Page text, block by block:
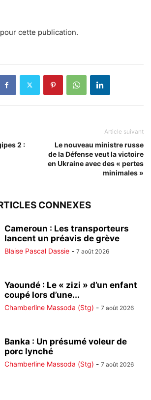
cette publication.
2 :
Article suivant
Le nouveau ministre russe
de la Défense veut la victoire
en Ukraine avec des « pertes
minimales »
CONNEXES
Cameroun : Les transporteurs
lancent un préavis de grève
Blaise Pascal Dassie - 7 août 2026
Yaoundé : Le « zizi » d’un enfant
coupé lors d’une...
Chamberline Massoda (Stg) - 7 août 2026
Banka : Un présumé voleur de
porc lynché
Chamberline Massoda (Stg) - 7 août 2026